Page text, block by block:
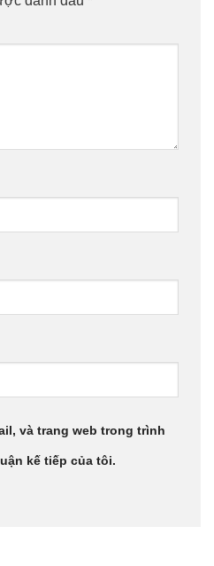
và trang web trong trình
kế tiếp của tôi.